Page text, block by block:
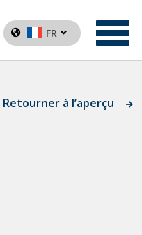
FR
Retourner à l’aperçu